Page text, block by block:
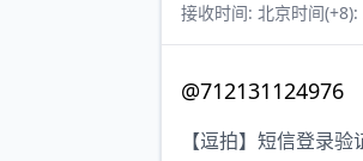
接收时间: 北京时间
@712131124976
【逗拍】短信登录